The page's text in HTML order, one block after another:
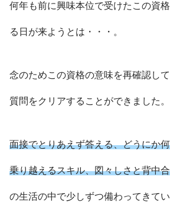
何年も前に興味本位で受けたこの資
る日が来ようとは・・・。
念のためこの資格の意味を再確認し
質問をクリアすることができました。
面接でとりあえず答える、どうにか
乗り越えるスキル、図々しさと背中
の生活の中で少しずつ備わってきて